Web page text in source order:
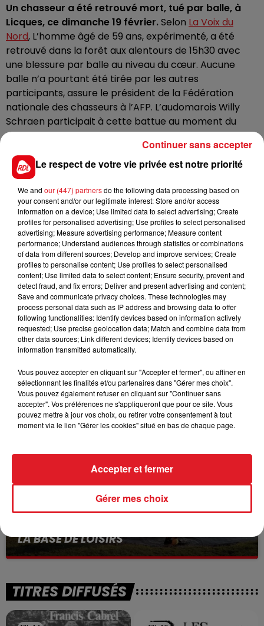
Un chasseur a été retrouvé mort, tué par balle, à
Licques, ce dimanche 19 février.Selon La Voix du
Nord, L’homme âgé de 59 ans, expérimenté, a été
retrouvé dans la forêt aux alentours de 15h30 avec
une blessure par balle au niveau du cœur. Aucune
balle n’a pourtant été tirée par les autres
participants, assure le président de la Fédération
nationale des chasseurs à l’AFP. L’audomarois Willy
Schraen participait à cette battue au moment du
drame.
Une enquête a été ouverte par le parquet de
Boulogne-sur-mer pour déterminer s’il s’agit d’un
accident ou d’un suicide.
FIL D'ACTUS
BÉTHUNE: ENQUÊTE POUR HOMICIDE
VOLONTAIRE EN COURS, APRÈS LA...
Selon les premiers éléments, le logement servait
à des prostituées
13 juillet 2026
LA BASE DE LOISIRS
La victime a coulé à pic
TITRES DIFFUSÉS
Le respect de votre vie privée est notre priorité
We and our (447) partnersdo the following data processing based on
your consent and/or our legitimate interest: Store and/or access
information on a device; Use limited data to select advertising; Create
profiles for personalised advertising; Use profiles to select personalised
advertising; Measure advertising performance; Measure content
performance; Understand audiences through statistics or combinations
of data from different sources; Develop and improve services; Create
profiles to personalise content; Use profiles to select personalised
content; Use limited data to select content; Ensure security, prevent and
detect fraud, and fix errors; Deliver and present advertising and content;
Save and communicate privacy choices. These technologies may
process personal data such as IP address and browsing data to offer
following functionalities: Identify devices based on information actively
requested; Use precise geolocation data; Match and combine data from
other data sources; Link different devices; Identify devices based on
information transmitted automatically.
Vous pouvez accepter en cliquant sur "Accepter et fermer", ou affiner en
sélectionnant les finalités et/ou partenaires dans "Gérer mes choix".
Vous pouvez également refuser en cliquant sur "Continuer sans
accepter". Vos préférences ne s'appliqueront que pour ce site. Vous
pouvez mettre à jour vos choix, ou retirer votre consentement à tout
moment via le lien "Gérer les cookies" situé en bas de chaque page.
Gérer mes choix
Accepter et fermer
Continuer sans accepter